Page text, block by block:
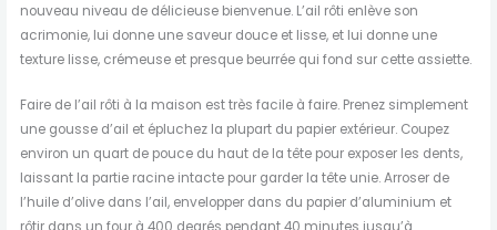
nouveau niveau de délicieuse bienvenue. L’ail rôti enlève son
acrimonie, lui donne une saveur douce et lisse, et lui donne une
texture lisse, crémeuse et presque beurrée qui fond sur cette assiette.
Faire de l’ail rôti à la maison est très facile à faire. Prenez simplement
une gousse d’ail et épluchez la plupart du papier extérieur. Coupez
environ un quart de pouce du haut de la tête pour exposer les dents,
laissant la partie racine intacte pour garder la tête unie. Arroser de
l’huile d’olive dans l’ail, envelopper dans du papier d’aluminium et
rôtir dans un four à 400 degrés pendant 40 minutes jusqu’à